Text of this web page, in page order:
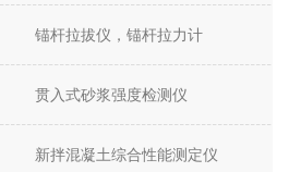
锚杆拉拔仪，锚杆拉力计
贯入式砂浆强度检测仪
新拌混凝土综合性能测定仪